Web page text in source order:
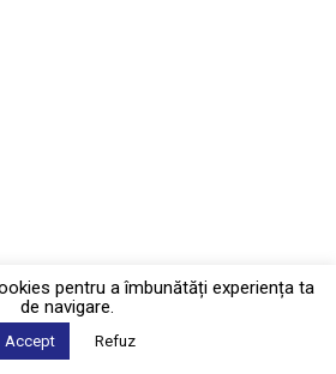
pentru a îmbunătăți experiența ta
de navigare.
Accept Refuz